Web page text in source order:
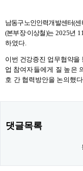
남동구노인인력개발센터(센
(본부장·이상철)는 2025년
하였다.
이번 건강증진 업무협약을
업 참여자들에게 질 높은
호 간 협 력방안을 논의했다
댓글목록